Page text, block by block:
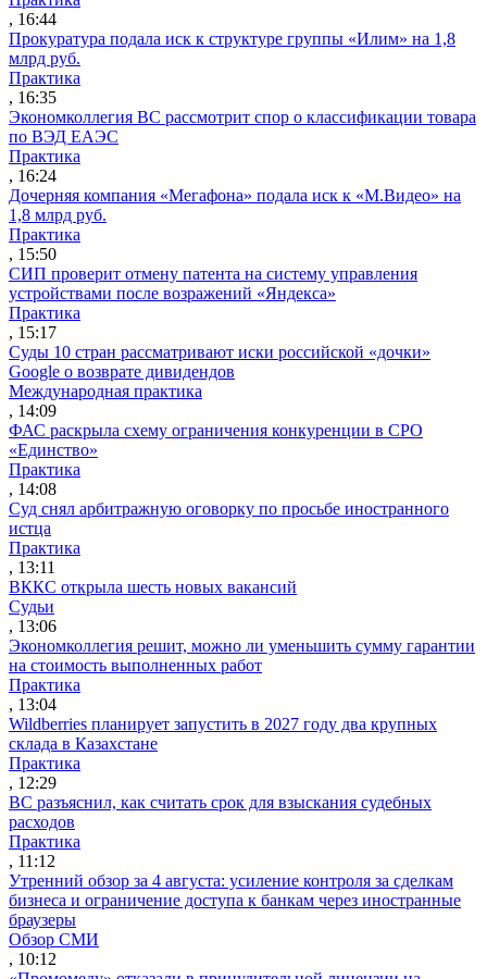
, 16:44
Прокуратура подала иск к структуре группы «Илим» на 1,8
млрд руб.
Практика
, 16:35
Экономколлегия ВС рассмотрит спор о классификации товара
по ВЭД ЕАЭС
Практика
, 16:24
Дочерняя компания «Мегафона» подала иск к «М.Видео» на
1,8 млрд руб.
Практика
, 15:50
СИП проверит отмену патента на систему управления
устройствами после возражений «Яндекса»
Практика
, 15:17
Суды 10 стран рассматривают иски российской «дочки»
Google о возврате дивидендов
Международная практика
, 14:09
ФАС раскрыла схему ограничения конкуренции в СРО
«Единство»
Практика
, 14:08
Суд снял арбитражную оговорку по просьбе иностранного
истца
Практика
, 13:11
ВККС открыла шесть новых вакансий
Судьи
, 13:06
Экономколлегия решит, можно ли уменьшить сумму гарантии
на стоимость выполненных работ
Практика
, 13:04
Wildberries планирует запустить в 2027 году два крупных
склада в Казахстане
Практика
, 12:29
ВС разъяснил, как считать срок для взыскания судебных
расходов
Практика
, 11:12
Утренний обзор за 4 августа: усиление контроля за сделкам
бизнеса и ограничение доступа к банкам через иностранные
браузеры
Обзор СМИ
, 10:12